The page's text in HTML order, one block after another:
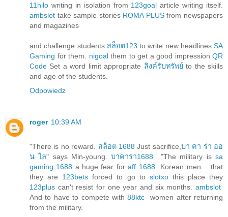
11hilo writing in isolation from 123goal article writing itself.
ambslot take sample stories ROMA PLUSfrom newspapers
and magazines
and challenge students สล็อต123 to write new headlines SA
Gaming for them. nigoalthem to get a good impression QR
Code Set a word limit appropriate ลิงค์รับทรัพย์to the skills
and age of the students.
Odpowiedz
roger 10:39 AM
"There is no reward. สล็อต 1688 Just sacrifice,บา คา ร่า ออ
น ไล" says Min-young.บาคาร่า1688 "The military issa
gaming 1688 a huge fear foraff 1688 Korean men… that
they are 123bets forced to go to slotxothis place they
123plus can't resist for one year and six months. ambslot
And to have to compete with88ktc women after returning
from the military.